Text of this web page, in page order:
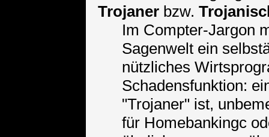
Trojaner bzw.
Im Compter-Jargon
Sagenwelt ein
nützliches
Schadensfunktion:
"Trojaner" ist,
für Homebankingc